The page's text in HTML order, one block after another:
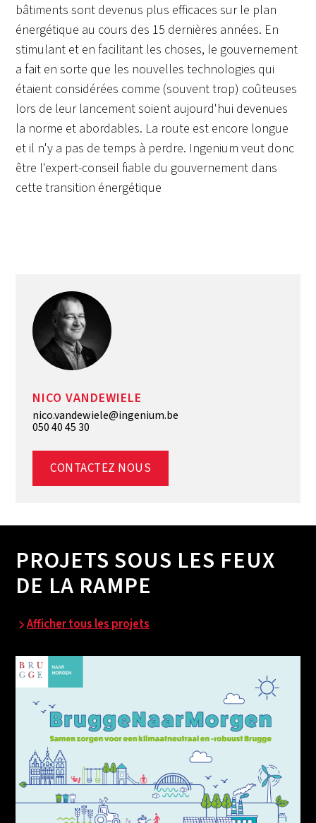
NICO VANDEWIELE
nico.vandewiele@ingenium.be
050 40 45 30
CONTACTEZ NOUS
bâtiments sont devenus plus efficaces sur le plan
énergétique au cours des 15 dernières années. En
stimulant et en facilitant les choses, le gouvernement
a fait en sorte que les nouvelles technologies qui
étaient considérées comme (souvent trop) coûteuses
lors de leur lancement soient aujourd'hui devenues
la norme et abordables. La route est encore longue
et il n'y a pas de temps à perdre. Ingenium veut donc
être l'expert-conseil fiable du gouvernement dans
cette transition énergétique
PROJETS SOUS LES FEUX
DE LA RAMPE
Afficher tous les projets